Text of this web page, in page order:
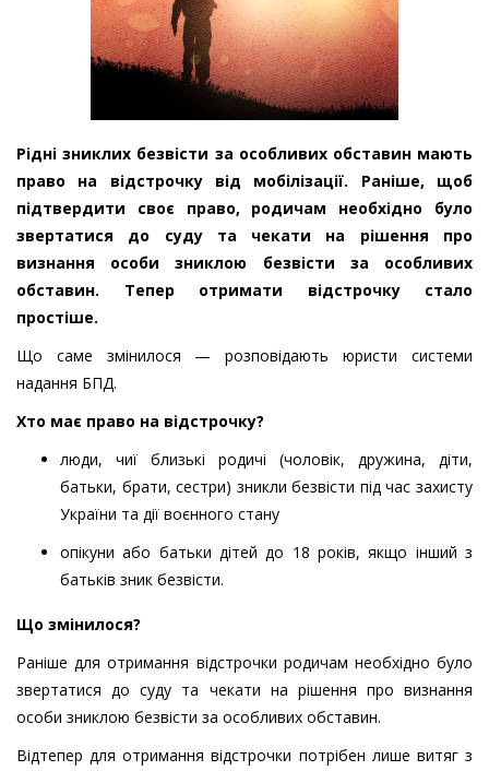
Рідні зниклих безвісти за особливих обставин мають
право на відстрочку від мобілізації. Раніше, щоб
підтвердити своє право, родичам необхідно було
звертатися до суду та чекати на рішення про
визнання особи зниклою безвісти за особливих
обставин. Тепер отримати відстрочку стало
простіше.
Що саме змінилося — розповідають юристи системи
надання БПД.
Хто має право на відстрочку?
люди, чиї близькі родичі (чоловік, дружина, діти,
батьки, брати, сестри) зникли безвісти під час захисту
України та дії воєнного стану
опікуни або батьки дітей до 18 років, якщо інший з
батьків зник безвісти.
Що змінилося?
Раніше для отримання відстрочки родичам необхідно було
звертатися до суду та чекати на рішення про визнання
особи зниклою безвісти за особливих обставин.
Відтепер для отримання відстрочки потрібен лише витяг з